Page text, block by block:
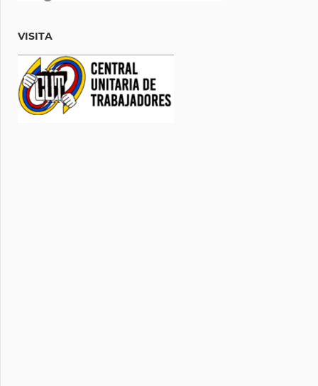
VISITA